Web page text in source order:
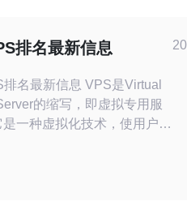
排名最新信息
新信息 VPS是Virtual
的缩写，即虚拟专用服
是一种虚拟化技术，使用户能